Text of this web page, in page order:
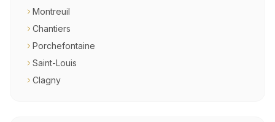
Montreuil
Chantiers
Porchefontaine
Saint-Louis
Clagny